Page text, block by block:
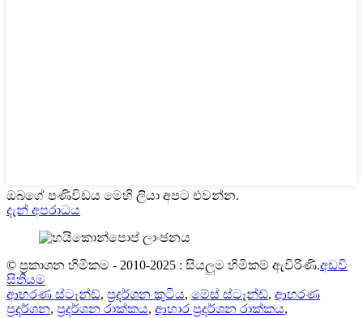
ඔබගේ පණිවිඩය මෙහි ලියා අපට එවන්න.
දැන් අපරාධය
© ප්‍රකාශන හිමිකම - 2010-2025 : සියලුම හිමිකම් ඇවිරිණි.අඩවි
සිතියම
ආභරණ ස්ටෑන්ඩ්, ප්‍රදර්ශන කුටිය, මේස් ස්ටෑන්ඩ්, ආභරණ
ප්‍රදර්ශන, ප්‍රදර්ශන රාක්කය, ආහාර ප්‍රදර්ශන රාක්කය,